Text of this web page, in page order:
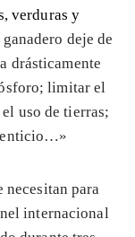
verduras y
deje de
drásticamente
limitar el
uso de tierras;
necesitan para
internacional